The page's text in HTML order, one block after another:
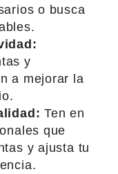
o busca
y
a mejorar la
Ten en
que
y ajusta tu